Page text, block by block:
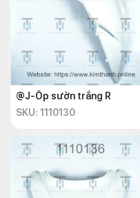
@J-Ốp sườn trắng R
SKU: 1110130